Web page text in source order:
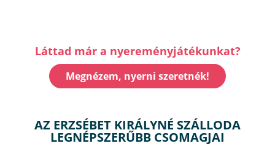
Láttad már a nyereményjátékunkat?
Megnézem, nyerni szeretnék!
AZ ERZSÉBET KIRÁLYNÉ SZÁLLODA
LEGNÉPSZERŰBB CSOMAGJAI